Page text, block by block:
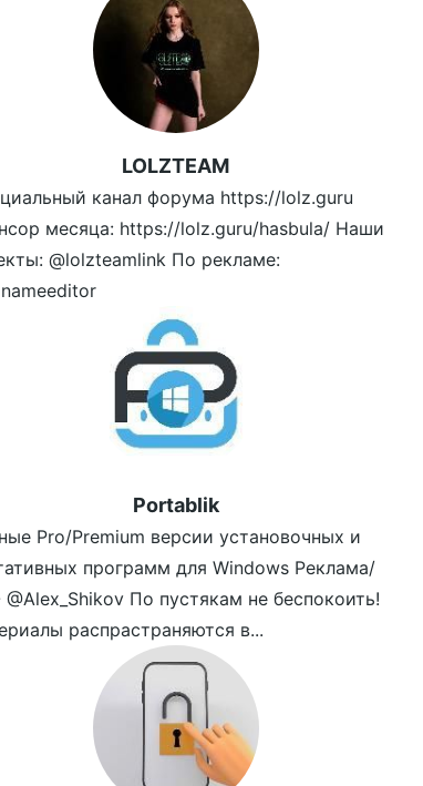
LOLZTEAM
канал форума https://lolz.guru
месяца: https://lolz.guru/hasbula/ Наши
@lolzteamlink По рекламе:
Portablik
Pro/Premium версии установочных и
программ для Windows Реклама/
По пустякам не беспокоить!
распрастраняются в...